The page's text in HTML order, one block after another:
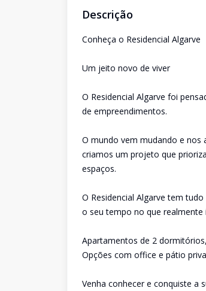
Descrição
Conheça o Residencial Algarve
Um jeito novo de viver
O Residencial Algarve foi
de empreendimentos.
O mundo vem mudando e nos
criamos um projeto que
espaços.
O Residencial Algarve tem
o seu tempo no que realmente
Apartamentos de 2
Opções com office e pátio
Venha conhecer e conquiste a